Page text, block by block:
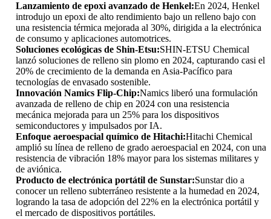
Lanzamiento de epoxi avanzado de Henkel:En 2024, Henkel
introdujo un epoxi de alto rendimiento bajo un relleno bajo con
una resistencia térmica mejorada al 30%, dirigida a la electrónica
de consumo y aplicaciones automotrices.
Soluciones ecológicas de Shin-Etsu:SHIN-ETSU Chemical
lanzó soluciones de relleno sin plomo en 2024, capturando casi el
20% de crecimiento de la demanda en Asia-Pacífico para
tecnologías de envasado sostenible.
Innovación Namics Flip-Chip:Namics liberó una formulación
avanzada de relleno de chip en 2024 con una resistencia
mecánica mejorada para un 25% para los dispositivos
semiconductores y impulsados ​​por IA.
Enfoque aeroespacial químico de Hitachi:Hitachi Chemical
amplió su línea de relleno de grado aeroespacial en 2024, con una
resistencia de vibración 18% mayor para los sistemas militares y
de aviónica.
Producto de electrónica portátil de Sunstar:Sunstar dio a
conocer un relleno subterráneo resistente a la humedad en 2024,
logrando la tasa de adopción del 22% en la electrónica portátil y
el mercado de dispositivos portátiles.